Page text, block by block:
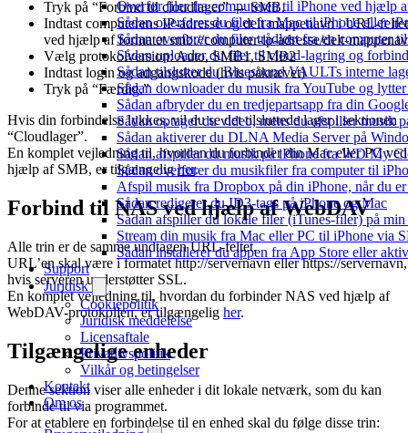
Overfør filer fra computeren til iPhone ved hjælp
Sådan overfører du filer fra Mac til iPhone eller
Sådan overfører du filer trådløst fra en computer
Sådan uploader du filer til cloud-lagring og
Sådan tilslutter du Bluesound VAULTs interne
Sådan downloader du musik fra YouTube og
Sådan afbryder du en tredjepartsapp fra din
Sådan optager du video, mens du afspiller musik
Sådan aktiverer du DLNA Media Server på
Sådan afspiller du musik på iPhone fra WD My
Sådan overfører du musikfiler fra computer til
Afspil musik fra Dropbox på din iPhone, når du
Sådan redigerer du ID3-tags på iPhone og Mac
Sådan afspiller du lokale filer (iTunes-filer) på min
Stream din musik fra Mac eller PC til iPhone via
Sådan installerer du appen fra App Store eller
Support
Juridisk
Cookiepolitik
Juridisk meddelelse
Licensaftale
Privatlivspolitik
Vilkår og betingelser
Kontakt
Om os
Tryk på “Forbind til cloudlager” → SMB.
Indtast computerens IP-adresse og delt mappenavn i URL-feltet
ved hjælp af formatet smb://computer-ip-adresse/delt-
Vælg protokolversion: Auto, SMB1, SMB2
Indtast login og adgangskode (hvis påkrævet)
Tryk på “Færdig.”
Hvis din forbindelse lykkes, vil du se det tilsluttede lager i sektionen
“Cloudlager”.
En komplet vejledning til, hvordan du forbinder din Mac eller PC ved
hjælp af SMB, er tilgængeligher.
Forbind til NAS ved hjælp af WebDAV
Alle trin er de samme undtagen URL-feltet.
URL’en skal være i formatet http://servernavn eller https://servernavn,
hvis serveren understøtter SSL.
En komplet vejledning til, hvordan du forbinder NAS ved hjælp af
WebDAV-protokollen, er tilgængelig her.
Tilgængelige enheder
Denne sektion viser alle enheder i dit lokale netværk, som du kan
forbinde til via programmet.
For at etablere en forbindelse til en enhed skal du følge disse trin: